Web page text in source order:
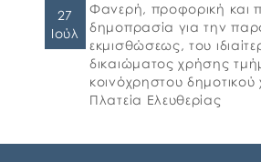
27
Ιούλ
Φανερή, προφορική και
δημοπρασία για την
εκμισθώσεως, του
δικαιώματος χρήσης
κοινόχρηστου
Πλατεία Ελευθερίας